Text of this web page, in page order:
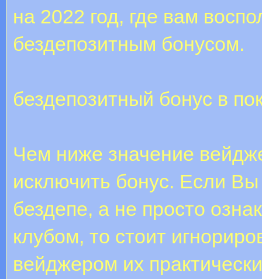
на 2022 год, где вам
бездепозитным бонусом.
бездепозитный бонус в
Чем ниже значение
исключить бонус. Если
бездепе, а не просто
клубом, то стоит
вейджером их